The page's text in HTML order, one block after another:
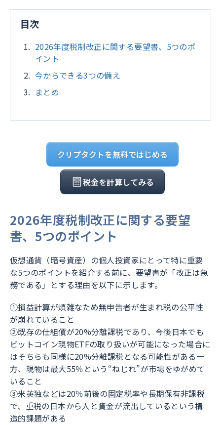
目次
2026年度税制改正に関する要望書、5つのポ
イント
今からできる3つの備え
まとめ
クリプタクトを無料ではじめる
税金を計算してみる
2026年度税制改正に関する要望
書、5つのポイント
仮想通貨（暗号資産）の個人投資家にとって特に重要
な5つのポイントを紹介する前に、要望書が「改正は急
務である」とする理由を以下に示します。
①損益計算が煩雑なため無申告者が生まれ税の公平性
が崩れていること
②既存の仕組債が20%分離課税であり、今後日本でも
ビットコイン現物ETFの取り扱いが可能になった場合に
はそちらも同様に20%分離課税となる可能性がある一
方、現物は最大55％という“ねじれ”が市場をゆがめて
いること
③米英独などは20％前後の固定税率や長期保有非課税
で、重税の日本から人と資金が流出しているという構
造的課題がある